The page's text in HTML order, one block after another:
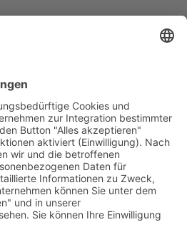
Bezirksverband Potsdam e. V.